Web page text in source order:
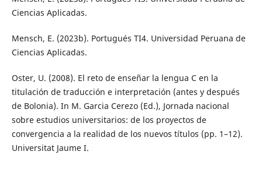
Ciencias Aplicadas.
Mensch, E. (2023b). Portugués TI4. Universidad Peruana de
Ciencias Aplicadas.
Oster, U. (2008). El reto de enseñar la lengua C en la
titulación de traducción e interpretación (antes y después
de Bolonia). In M. Garcia Cerezo (Ed.), Jornada nacional
sobre estudios universitarios: de los proyectos de
convergencia a la realidad de los nuevos títulos (pp. 1–12).
Universitat Jaume I.